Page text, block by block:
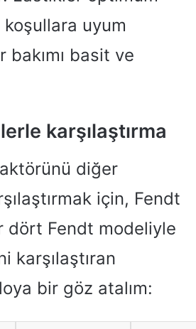
uyum
bakımı basit ve
karşılaştırma
diğer
için, Fendt
dört Fendt modeliyle
karşılaştıran
bir göz atalım: